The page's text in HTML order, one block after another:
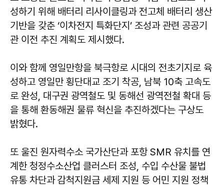
성하기 위해 배터리 리사이클링과 전고체 배터리 생산
기반을 갖춘 ‘이차전지 특화단지’ 조성과 관련 공공기
관 이전 추진 계획도 제시했다.
이와 함께 영일만항을 북극항로 시대의 전초기지로 육
성하고 영일만 횡단대교 조기 착공, 남북 10축 고속도
로 완성, 대구권 광역철도 및 동해선 광역전철 확대 등
을 통해 환동해권 물류 혁신을 추진하겠다는 구상도
밝혔다.
또 울진 원자력수소 국가산단과 포항 SMR 유치를 연
계한 청정수소산업 클러스터 조성, 수입 수산물 불법
유통 차단과 감척지원금 세제 지원 등 어민 지원 정책